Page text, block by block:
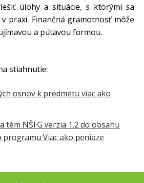
úlohy a situácie, s ktorými sa
praxi. Finančná gramotnosť môže
a pútavou formou.
stiahnutie:
osnov k predmetu viac ako
tém NŠFG verzia 1.2 do obsahu
programu Viac ako peniaze